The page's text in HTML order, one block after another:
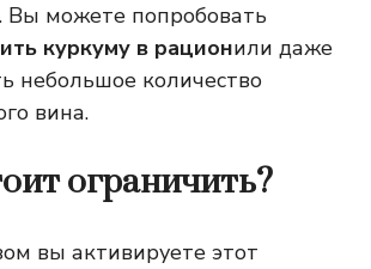
Вы можете попробовать
куркуму в рационили даже
небольшое количество
вина.
ограничить?
вы активируете этот